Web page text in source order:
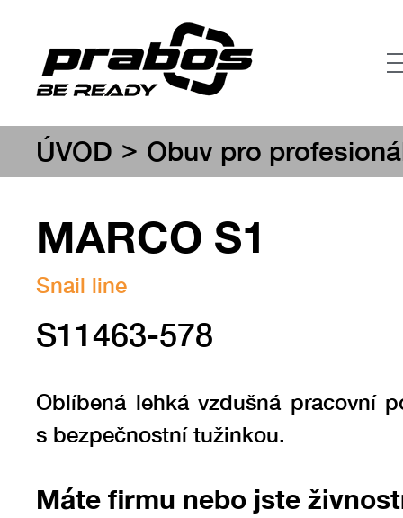
ÚVOD > Obuv pro
MARCO S1
Snail line
S11463-578
Oblíbená lehká vzdušná pracovní
s bezpečnostní tužinkou.
Máte firmu nebo jste